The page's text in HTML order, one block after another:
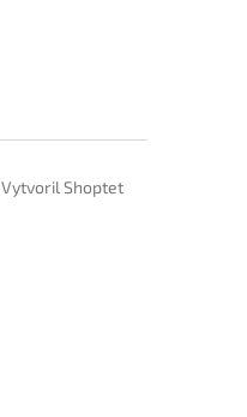
Vytvoril Shoptet